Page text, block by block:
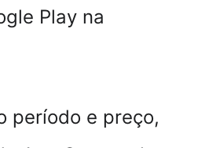
Play na
período e preço,